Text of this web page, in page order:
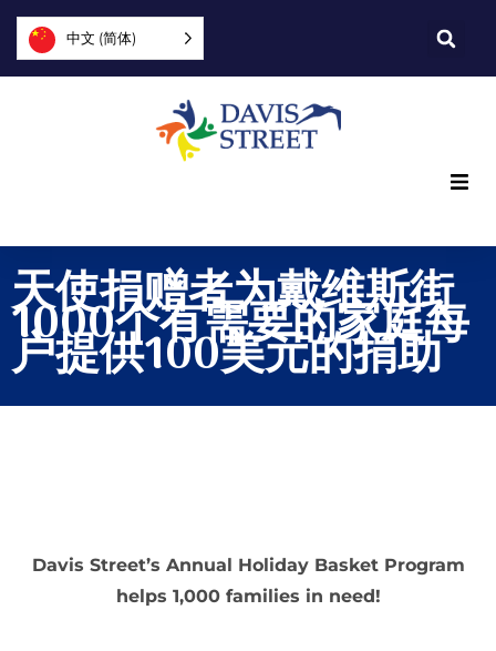
中文 (简体)
我们是谁
您可以提供帮助
捐赠
天使捐赠者为戴维斯街
1000个有需要的家庭每
户提供100美元的捐助
Davis Street’s Annual Holiday Basket Program
helps 1,000 families in need!